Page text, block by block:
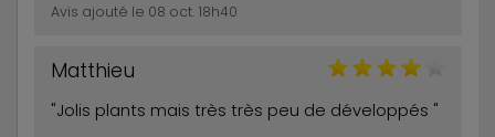
Avis ajouté le 08 oct. 18h40
Matthieu
"Jolis plants mais très très peu de développés "